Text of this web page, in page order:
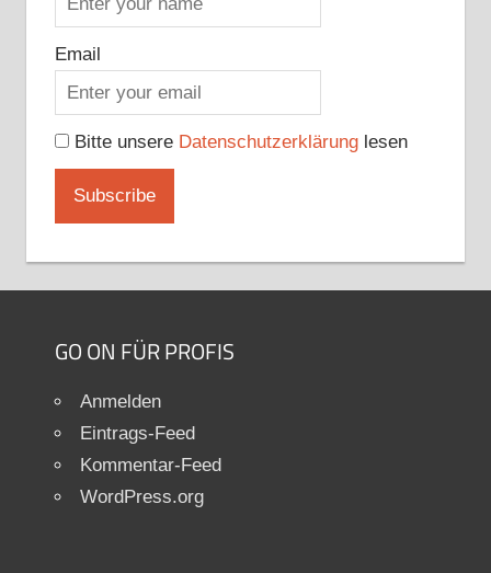
Email
Bitte unsere Datenschutzerklärunglesen
GO ON FÜR PROFIS
Anmelden
Eintrags-Feed
Kommentar-Feed
WordPress.org